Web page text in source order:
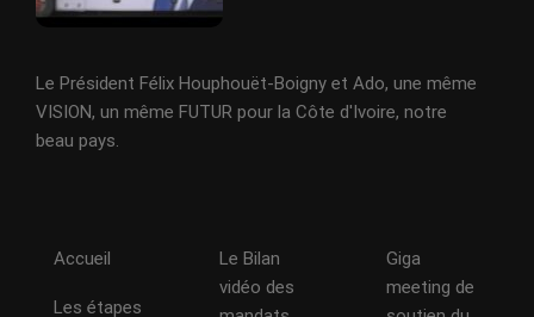
Le Président Félix Houphouët-Boigny et Ado, une même
VISION, un même FUTUR pour la Côte d'Ivoire, notre
beau pays.
Accueil
Les étapes
Le Bilan
vidéo des
Giga
meeting de